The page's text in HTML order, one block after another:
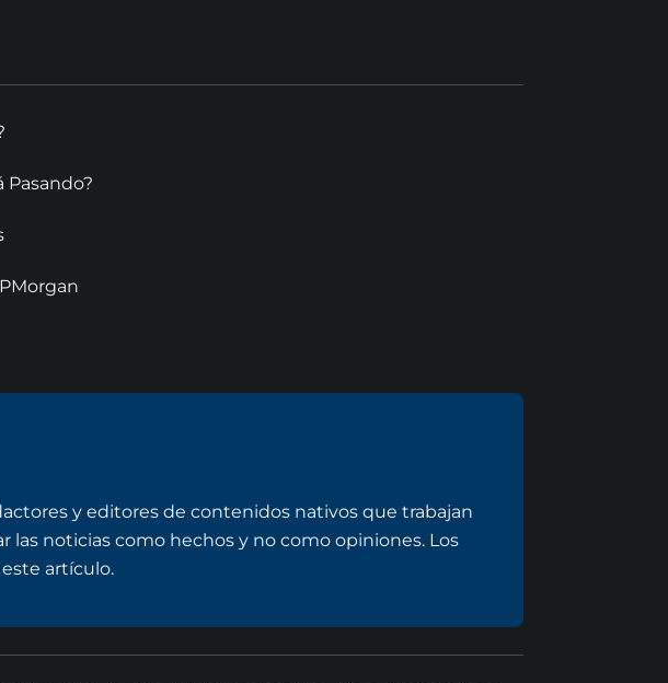
Pasando?
y editores de contenidos nativos que trabajan
noticias como hechos y no como opiniones. Los
artículo.